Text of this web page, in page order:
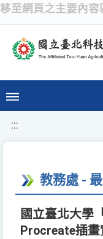
移至網頁之主要內容
:::
教務處 -
國立臺北大學
Procreate插